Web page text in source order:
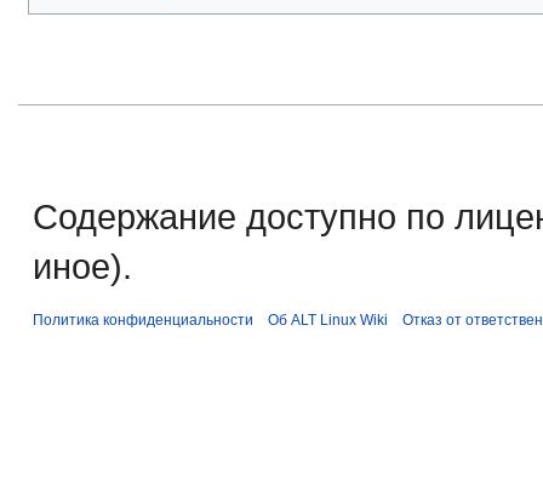
Содержание доступно по
иное).
Политика конфиденциальности Об ALT Linux Wiki Отказ от